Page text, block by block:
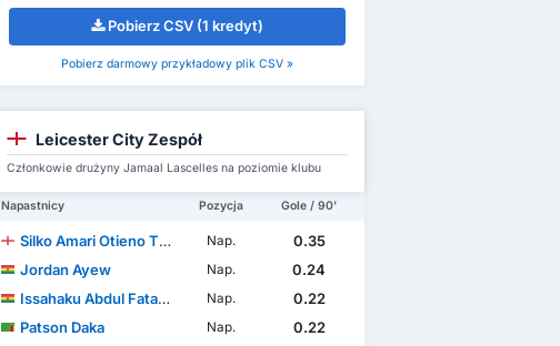
Pobierz CSV (1 kredyt)
Pobierz darmowy przykładowy plik CSV »
Leicester City Zespół
Członkowie drużyny Jamaal Lascelles na poziomie klubu
Napastnicy Pozycja Gole / 90'
Silko Amari Otieno Thomas Nap.
0.35
Jordan Ayew
Nap.
0.24
Issahaku Abdul Fatawu
Nap.
0.22
Patson Daka
Nap.
0.22